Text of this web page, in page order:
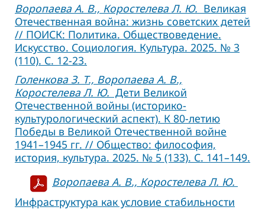
Воропаева А. В., Коростелева Л. Ю. Великая
Отечественная война: жизнь советских детей
// ПОИСК: Политика. Обществоведение.
Искусство. Социология. Культура. 2025. № 3
(110). С. 12-23.
Голенкова З. Т., Воропаева А. В.,
Коростелева Л. Ю. Дети Великой
Отечественной войны (историко-
культурологический аспект). К 80-летию
Победы в Великой Отечественной войне
1941–1945 гг. // Общество: философия,
история, культура. 2025. № 5 (133). С. 141–149.
Воропаева А. В., Коростелева Л. Ю.
Инфраструктура как условие стабильности